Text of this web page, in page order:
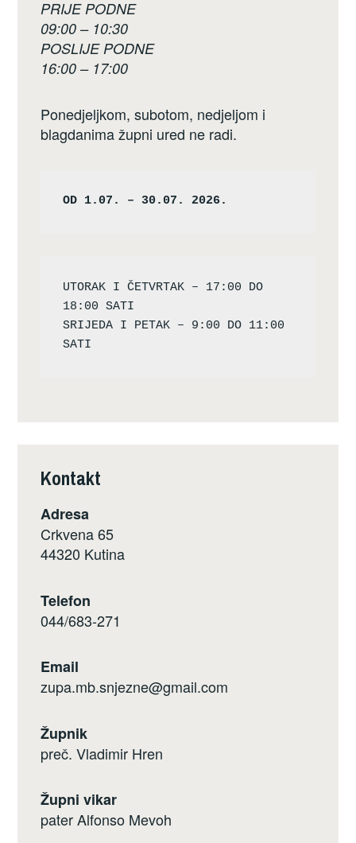
PRIJE PODNE
09:00 – 10:30
POSLIJE PODNE
16:00 – 17:00
Ponedjeljkom, subotom, nedjeljom i
blagdanima župni ured ne radi.
OD 1.07. – 30.07. 2026.
UTORAK I ČETVRTAK – 17:00 DO
18:00 SATI
SRIJEDA I PETAK – 9:00 DO 11:00
Kontakt
Adresa
Crkvena 65
44320 Kutina
Telefon
044/683-271
Email
zupa.mb.snjezne@gmail.com
Župnik
preč. Vladimir Hren
Župni vikar
pater Alfonso Mevoh